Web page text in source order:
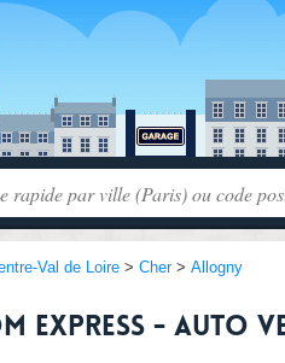
Val de Loire > Cher> Allogny
Express - Auto